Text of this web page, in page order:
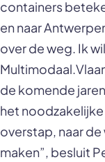
containers
en naar
over de weg. Ik
de komende
het
overstap, naar
maken”, besluit